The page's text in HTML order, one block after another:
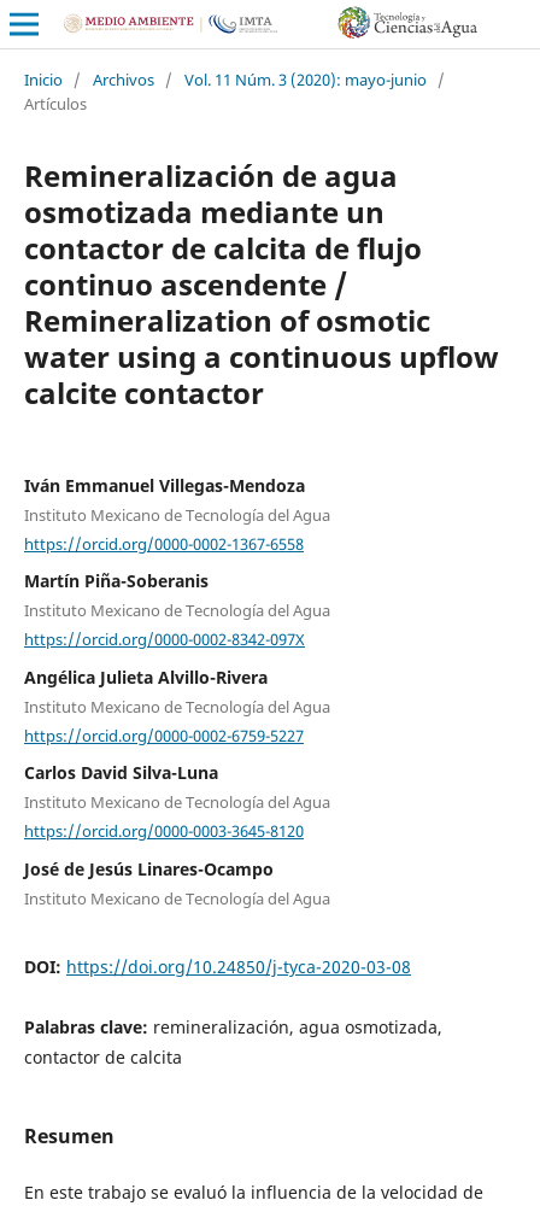
Inicio / Archivos / Vol. 11 Núm. 3 (2020): mayo-junio /
Artículos
Remineralización de agua
osmotizada mediante un
contactor de calcita de flujo
continuo ascendente /
Remineralization of osmotic
water using a continuous upflow
calcite contactor
Iván Emmanuel Villegas-Mendoza
Instituto Mexicano de Tecnología del Agua
https://orcid.org/0000-0002-1367-6558
Martín Piña-Soberanis
Instituto Mexicano de Tecnología del Agua
https://orcid.org/0000-0002-8342-097X
Angélica Julieta Alvillo-Rivera
Instituto Mexicano de Tecnología del Agua
https://orcid.org/0000-0002-6759-5227
Carlos David Silva-Luna
Instituto Mexicano de Tecnología del Agua
https://orcid.org/0000-0003-3645-8120
José de Jesús Linares-Ocampo
Instituto Mexicano de Tecnología del Agua
DOI: https://doi.org/10.24850/j-tyca-2020-03-08
Palabras clave: remineralización, agua osmotizada,
contactor de calcita
Resumen
En este trabajo se evaluó la influencia de la velocidad de